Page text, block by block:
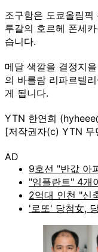
조구함은 도쿄올림
투갈의 호르헤 폰세
습니다.
메달 색깔을 결정지
의 바를람 리파르텔
게 됩니다.
YTN 한연희
[저작권자(c) YTN 무
AD